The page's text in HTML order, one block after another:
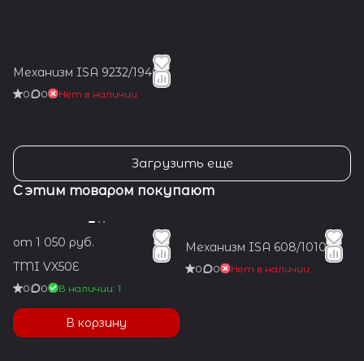
Механизм ISA 9232/1940
0 0 Нет в наличии
Загрузить еще
С этим товаром покупают
от 1 050 руб.
TMI VX50E
0 0 В наличии: 1
В корзину
Механизм ISA 608/1010
0 0 Нет в наличии